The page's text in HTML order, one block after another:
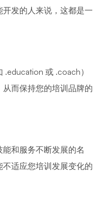
发的人来说，这都是一
或 .coach）
而保持您的培训品牌的
和服务不断发展的名
适应您培训发展变化的